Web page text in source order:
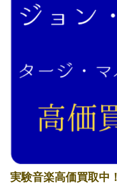
実験音楽高価買取中！